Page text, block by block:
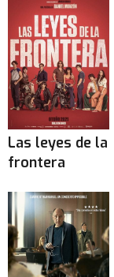
Las leyes de la
frontera